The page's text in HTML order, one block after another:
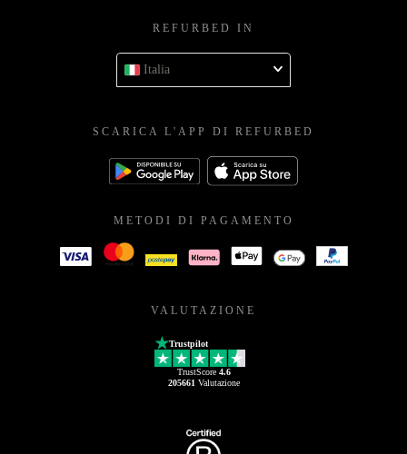
REFURBED IN
Italia
SCARICA L'APP DI REFURBED
METODI DI PAGAMENTO
VALUTAZIONE
Trustpilot
TrustScore 4.6
205661Valutazione